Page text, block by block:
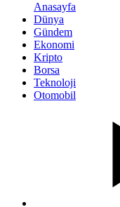
Anasayfa
Dünya
Gündem
Ekonomi
Kripto
Borsa
Teknoloji
Otomobil